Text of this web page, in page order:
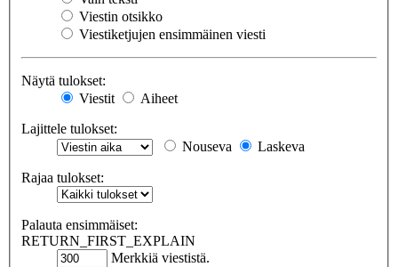
Viestin otsikko
Viestiketjujen ensimmäinen viesti
Näytä tulokset:
Viestit
Aiheet
Lajittele tulokset:
Nouseva
Laskeva
Rajaa tulokset:
Palauta ensimmäiset:
RETURN_FIRST_EXPLAIN
Merkkiä viestistä.